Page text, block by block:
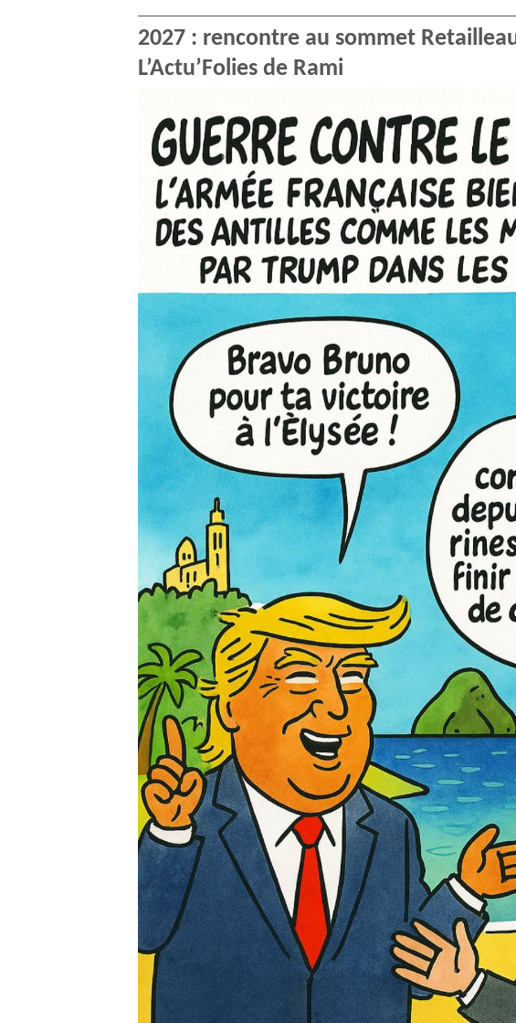
2027 : rencontre au sommet
L’Actu’Folies de Rami